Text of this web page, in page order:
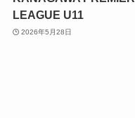
LEAGUE U11
2026年5月28日